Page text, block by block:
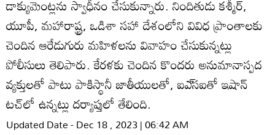
డాక్యుమెంట్లను స్వాధీనం చేసుకున్నారు. నిందితుడు కశ్మీర్‌,
యూపీ, మహారాష్ట్ర, ఒడిశా సహా దేశంలోని వివిధ ప్రాంతాలకు
చెందిన ఆరేడుగురు మహిళలను వివాహం చేసుకున్నట్లు
పోలీసులు తెలిపారు. కేరళకు చెందిన కొందరు అనుమానాస్పద
వ్యక్తులతో పాటు పాకిస్థానీ జాతీయులతో, ఐఎ్‌సఐతో ఇషాన్‌
టచ్‌లో ఉన్నట్లు దర్యాప్తులో తేలింది.
Updated Date - Dec 18 , 2023 | 06:42 AM